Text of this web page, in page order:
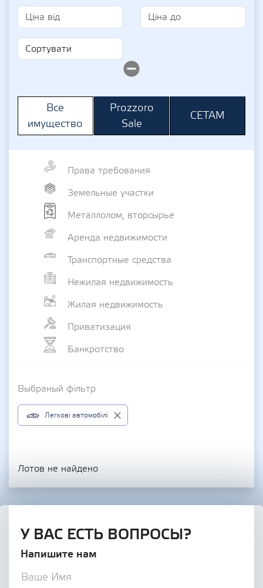
Все
имущество
Prozzoro
Sale
СЕТАМ
Права требования
Земельные участки
Металлолом, вторсырье
Аренда недвижимости
Транспортные средства
Нежилая недвижимость
Жилая недвижимость
Приватизация
Банкротство
Выбраный фільтр
Легкові автомобілі
Лотов не найдено
У ВАС ЕСТЬ ВОПРОСЫ?
Напишите нам